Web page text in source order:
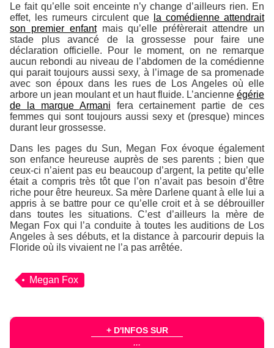
Le fait qu’elle soit enceinte n’y change d’ailleurs rien. En
effet, les rumeurs circulent que
la comédienne attendrait
son premier enfantmais qu’elle préfèrerait attendre un
stade plus avancé de la grossesse pour faire une
déclaration officielle. Pour le moment, on ne remarque
aucun rebondi au niveau de l’abdomen de la comédienne
qui parait toujours aussi sexy, à l’image de sa promenade
avec son époux dans les rues de Los Angeles où elle
arbore un jean moulant et un haut fluide. L’ancienne égérie
de la marque Armani fera certainement partie de ces
femmes qui sont toujours aussi sexy et (presque) minces
durant leur grossesse.
Dans les pages du Sun, Megan Fox évoque également
son enfance heureuse auprès de ses parents ; bien que
ceux-ci n’aient pas eu beaucoup d’argent, la petite qu’elle
était a compris très tôt que l’on n’avait pas besoin d’être
riche pour être heureux. Sa mère Darlene quant à elle lui a
appris à se battre pour ce qu’elle croit et à se débrouiller
dans toutes les situations. C’est d’ailleurs la mère de
Megan Fox qui l’a conduite à toutes les auditions de Los
Angeles à ses débuts, et la distance à parcourir depuis la
Floride où ils vivaient ne l’a pas arrêtée.
Megan Fox
+ D'INFOS SUR
...